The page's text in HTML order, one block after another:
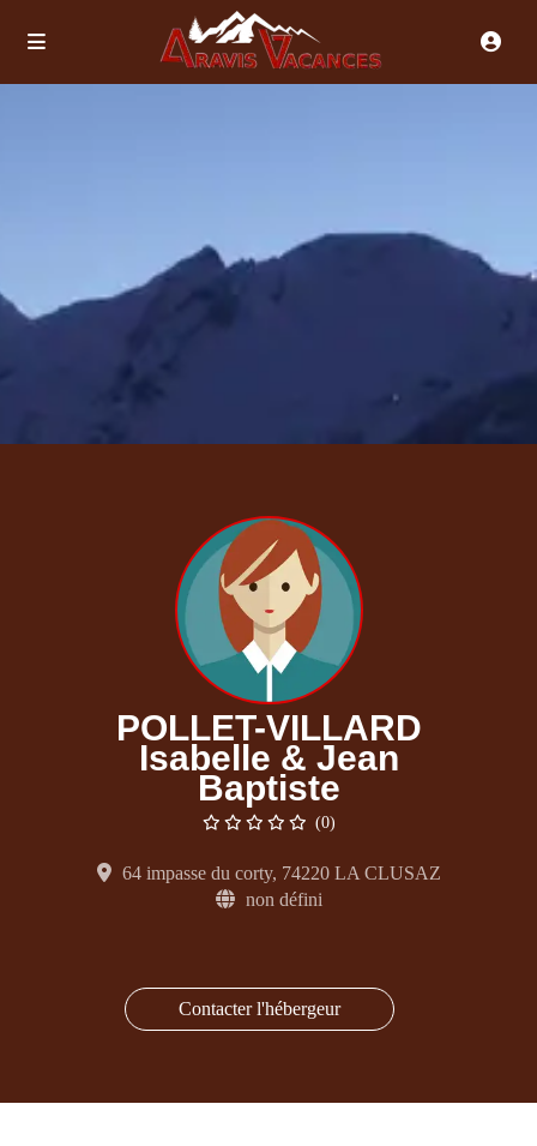
POLLET-VILLARD
Isabelle & Jean
Baptiste
(0)
64 impasse du corty, 74220 LA CLUSAZ
non défini
Contacter l'hébergeur